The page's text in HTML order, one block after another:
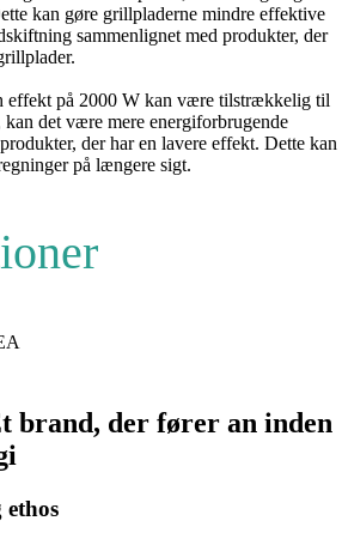
kan gøre grillpladerne mindre effektive
sammenlignet med produkter, der
effekt på 2000 W kan være tilstrækkelig til
det være mere energiforbrugende
der har en lavere effekt. Dette kan
på længere sigt.
brand, der fører an inden
ethos